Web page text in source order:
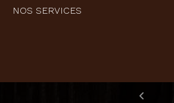
NOS SERVICES